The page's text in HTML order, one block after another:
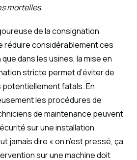
mortelles.
de la consignation
réduire considérablement ces
dans les usines, la mise en
stricte permet d’éviter de
fatals. En
les procédures de
de maintenance peuvent
sur une installation
jamais dire « on n’est pressé, ça
sur une machine doit